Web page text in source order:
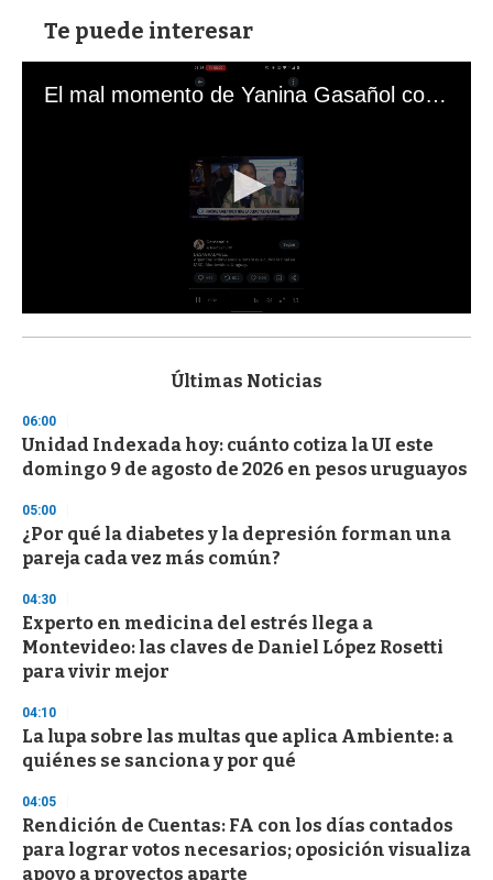
Te puede interesar
El mal momento de Yanina Gasañol con un hincha argentino en "Subrayado"
s
d
s
o
f
3
s
e
c
n
d
s
Últimas Noticias
06:00
Unidad Indexada hoy: cuánto cotiza la UI este
domingo 9 de agosto de 2026 en pesos uruguayos
05:00
¿Por qué la diabetes y la depresión forman una
pareja cada vez más común?
04:30
Experto en medicina del estrés llega a
Montevideo: las claves de Daniel López Rosetti
para vivir mejor
04:10
La lupa sobre las multas que aplica Ambiente: a
quiénes se sanciona y por qué
04:05
Rendición de Cuentas: FA con los días contados
para lograr votos necesarios; oposición visualiza
apoyo a proyectos aparte